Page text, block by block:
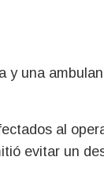
y una
al
evitar un